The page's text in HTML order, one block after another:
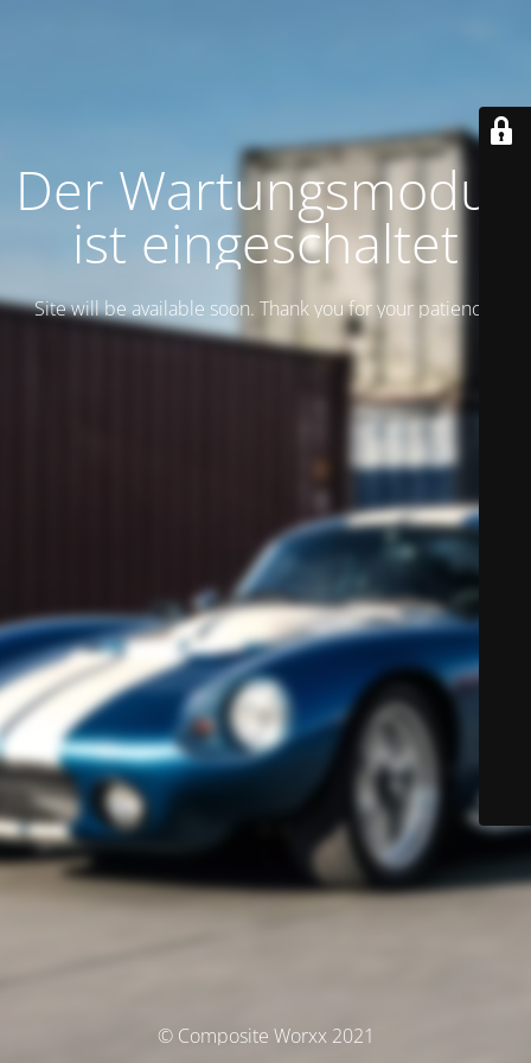
Der Wartungsmodus
ist eingeschaltet
Site will be available soon. Thank you for your patience!
© Composite Worxx 2021